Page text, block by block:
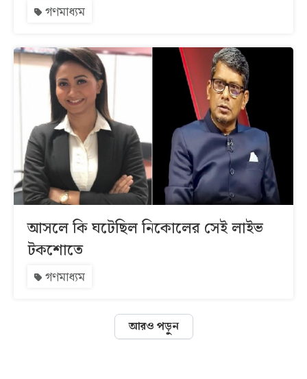
গণমাধ্যম
আসলে কি ঘটেছিল নিকোলের সেই লাইভ
টকশোতে
গণমাধ্যম
আরও পড়ুন